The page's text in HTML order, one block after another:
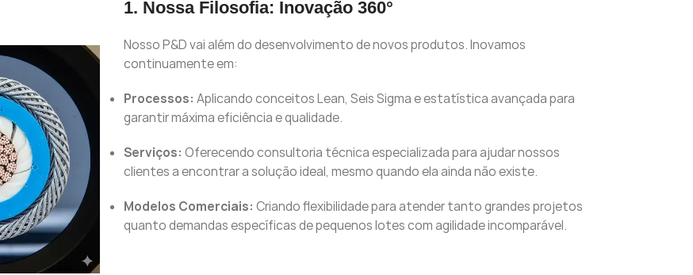
1. Nossa Filosofia: Inovação 360°
Nosso P&D vai além do desenvolvimento de novos produtos. Inovamos
continuamente em:
Processos: Aplicando conceitos Lean, Seis Sigma e estatística avançada para
garantir máxima eficiência e qualidade.
Serviços: Oferecendo consultoria técnica especializada para ajudar nossos
clientes a encontrar a solução ideal, mesmo quando ela ainda não existe.
Modelos Comerciais: Criando flexibilidade para atender tanto grandes projetos
quanto demandas específicas de pequenos lotes com agilidade incomparável.